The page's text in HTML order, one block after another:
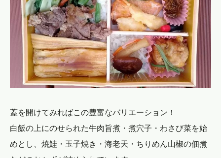
蓋を開けてみればこの豊富なバリエーション！
白飯の上にのせられた牛肉旨煮・煮穴子・わさび菜を始
めとし、焼鮭・玉子焼き・海老天・ちりめん山椒の佃煮